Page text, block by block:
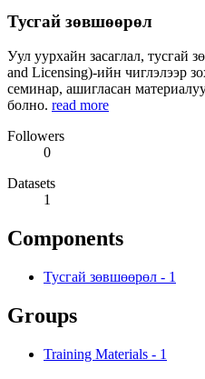
Тусгай зөвшөөрөл
Уул уурхайн засаглал, тусгай
and Licensing)-ийн чиглэлээр
семинар, ашигласан
болно. read more
Followers
0
Datasets
1
Components
Тусгай зөвшөөрөл - 1
Groups
Training Materials - 1